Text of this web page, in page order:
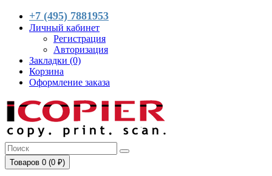
+7 (495) 7881953
Личный кабинет
Регистрация
Авторизация
Закладки (0)
Корзина
Оформление заказа
Товаров 0 (0 ₽)